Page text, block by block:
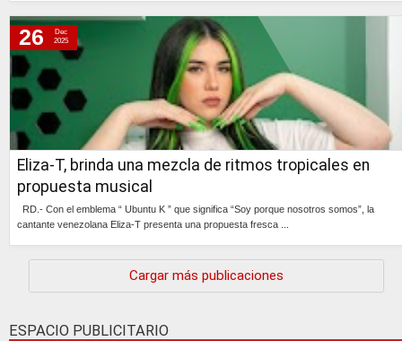
Eliza-T, brinda una mezcla de ritmos tropicales en
propuesta musical
RD.- Con el emblema “ Ubuntu K ” que significa “Soy porque nosotros somos”, la
cantante venezolana Eliza-T presenta una propuesta fresca ...
26
Dec
2025
Cargar más publicaciones
ESPACIO PUBLICITARIO